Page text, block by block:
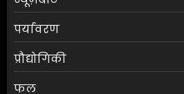
पर्यावरण
प्रौद्योगिकी
फल